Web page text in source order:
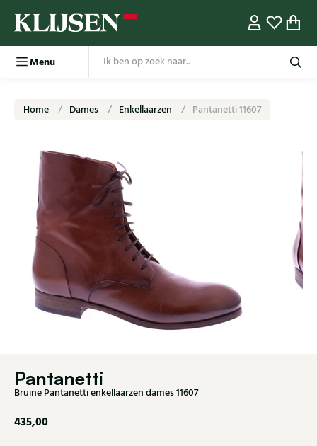
Menu
Home Dames Enkellaarzen Pantanetti 11607
Pantanetti
Bruine Pantanetti enkellaarzen dames 11607
435,00